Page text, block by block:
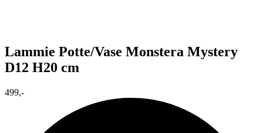
Lammie Potte/Vase Monstera Mystery
D12 H20 cm
499,-